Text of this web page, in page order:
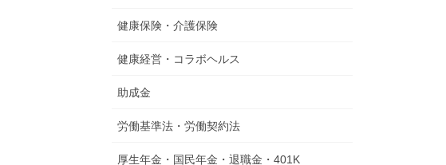
健康保険・介護保険
健康経営・コラボヘルス
助成金
労働基準法・労働契約法
厚生年金・国民年金・退職金・401K